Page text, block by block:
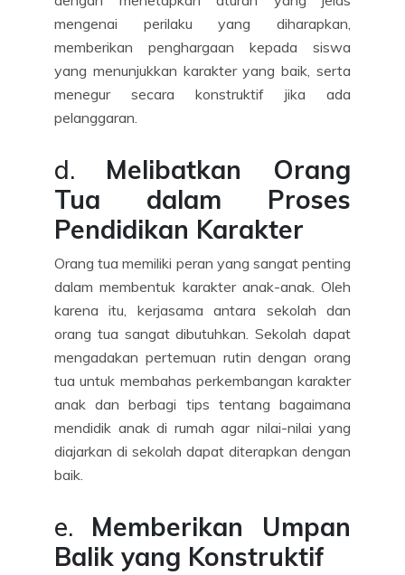
mengenai perilaku yang diharapkan,
memberikan penghargaan kepada siswa
yang menunjukkan karakter yang baik, serta
menegur secara konstruktif jika ada
pelanggaran.
d. Melibatkan Orang
Tua dalam Proses
Pendidikan Karakter
Orang tua memiliki peran yang sangat penting
dalam membentuk karakter anak-anak. Oleh
karena itu, kerjasama antara sekolah dan
orang tua sangat dibutuhkan. Sekolah dapat
mengadakan pertemuan rutin dengan orang
tua untuk membahas perkembangan karakter
anak dan berbagi tips tentang bagaimana
mendidik anak di rumah agar nilai-nilai yang
diajarkan di sekolah dapat diterapkan dengan
baik.
e. Memberikan Umpan
Balik yang Konstruktif